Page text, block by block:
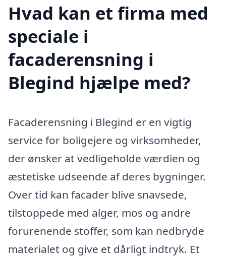
Hvad kan et firma med
speciale i
facaderensning i
Blegind hjælpe med?
Facaderensning i Blegind er en vigtig
service for boligejere og virksomheder,
der ønsker at vedligeholde værdien og
æstetiske udseende af deres bygninger.
Over tid kan facader blive snavsede,
tilstoppede med alger, mos og andre
forurenende stoffer, som kan nedbryde
materialet og give et dårligt indtryk. Et